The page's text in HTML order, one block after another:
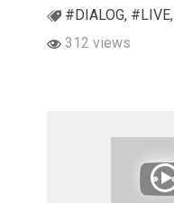
#DIALOG, #LIVE,
312 views